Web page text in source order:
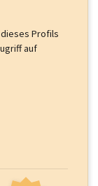
und viele
dieses Profils
auf